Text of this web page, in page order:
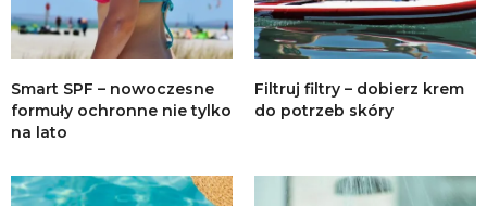
Smart SPF – nowoczesne
formuły ochronne nie tylko
na lato
Filtruj filtry – dobierz krem
do potrzeb skóry